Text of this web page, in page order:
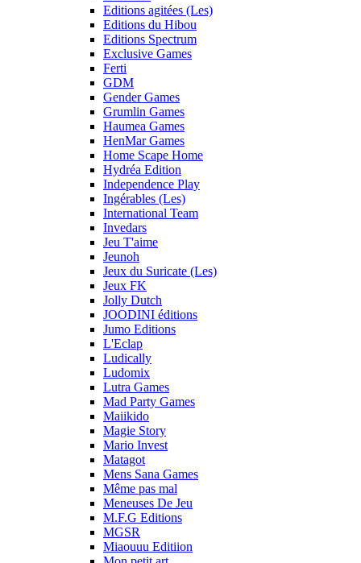
Editions agitées (Les)
Editions du Hibou
Editions Spectrum
Exclusive Games
Ferti
GDM
Gender Games
Grumlin Games
Haumea Games
HenMar Games
Home Scape Home
Hydréa Edition
Independence Play
Ingérables (Les)
International Team
Invedars
Jeu T'aime
Jeunoh
Jeux du Suricate (Les)
Jeux FK
Jolly Dutch
JOODINI éditions
Jumo Editions
L'Eclap
Ludically
Ludomix
Lutra Games
Mad Party Games
Maiikido
Magie Story
Mario Invest
Matagot
Mens Sana Games
Même pas mal
Meneuses De Jeu
M.F.G Editions
MGSR
Miaouuu Editiion